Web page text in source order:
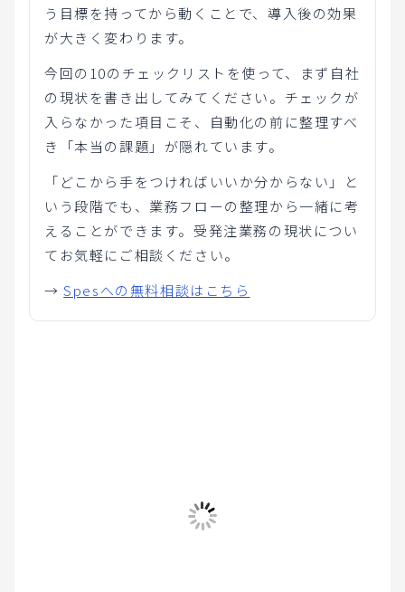
う目標を持ってから動くことで、導入後の効果
が大きく変わります。
今回の10のチェックリストを使って、まず自社
の現状を書き出してみてください。チェックが
入らなかった項目こそ、自動化の前に整理すべ
き「本当の課題」が隠れています。
「どこから手をつければいいか分からない」と
いう段階でも、業務フローの整理から一緒に考
えることができます。受発注業務の現状につい
てお気軽にご相談ください。
→Spesへの無料相談はこちら